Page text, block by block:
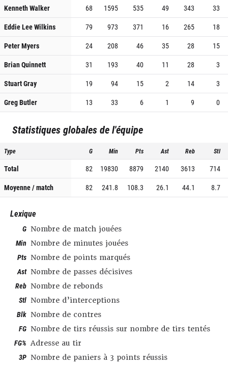
Kenneth Walker
68 1595 535 49 343
33
Eddie Lee Wilkins
79 973 371 16 265
18
Peter Myers
24 208 46 35 28
15
Brian Quinnett
31 193 40 11 28
3
Stuart Gray
19 94 15 2 14
3
Greg Butler
13 33 6 1 9 0
Statistiques globales de l'équipe
Type G Min Pts Ast Reb Stl
Total 82 19830 8879 2140 3613
714
Moyenne / match
82 241.8 108.3 26.1 44.1 8.7
Lexique
G Nombre de match jouées
Min Nombre de minutes jouées
Pts Nombre de points marqués
Ast Nombre de passes décisives
Reb Nombre de rebonds
Stl Nombre d’interceptions
Blk Nombre de contres
FG Nombre de tirs réussis sur nombre de tirs tentés
FG% Adresse au tir
3P Nombre de paniers à 3 points réussis